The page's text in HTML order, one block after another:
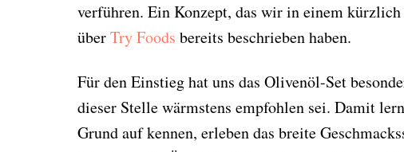
verführen. Ein Konzept, das wir in einem
überTry Foods bereits beschrieben haben.
Für den Einstieg hat uns das Olivenöl-Set
dieser Stelle wärmstens empfohlen sei. Damit
Grund auf kennen, erleben das breite